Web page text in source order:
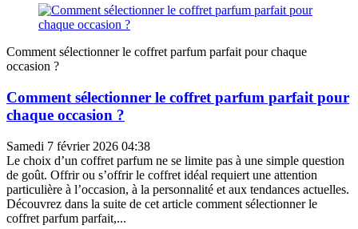
Comment sélectionner le coffret parfum parfait pour chaque
occasion ?
Comment sélectionner le coffret parfum parfait pour
chaque occasion ?
Samedi 7 février 2026 04:38
Le choix d’un coffret parfum ne se limite pas à une simple question
de goût. Offrir ou s’offrir le coffret idéal requiert une attention
particulière à l’occasion, à la personnalité et aux tendances actuelles.
Découvrez dans la suite de cet article comment sélectionner le
coffret parfum parfait,...